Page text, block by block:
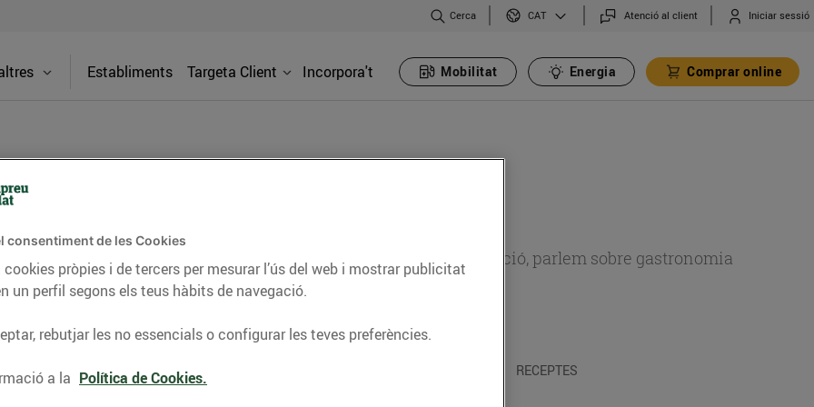
Cerca CAT Atenció al client Iniciar sessió
Establiments Targeta Client Incorpora't Mobilitat Energia Comprar online
consells nutricionals, informació d’actualitat sobre alimentació, parlem sobre gastronomia
del nostre territori i molts altres temes.
CONSELLS I HÀBITS SALUDABLES RECEPTES
consentiment de les Cookies
pròpies i de tercers per mesurar l’ús del web i mostrar publicitat
un perfil segons els teus hàbits de navegació.
rebutjar les no essencials o configurar les teves preferències.
a la Política de Cookies.